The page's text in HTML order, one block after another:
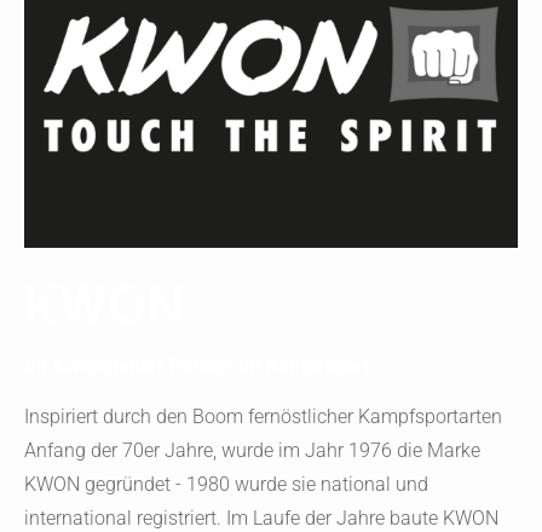
Inspiriert durch den Boom fernöstlicher Kampfsportarten
Anfang der 70er Jahre, wurde im Jahr 1976 die Marke
KWON gegründet - 1980 wurde sie national und
international registriert. Im Laufe der Jahre baute KWON